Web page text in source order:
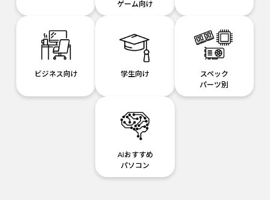
ゲーム向け
ビジネス向け 学生向け
スペック
パーツ別
AIおすすめ
パソコン